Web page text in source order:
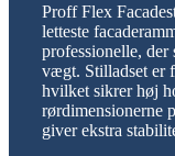
Proff Flex
letteste
professionelle,
vægt. Stilladset er
hvilket sikrer høj
rørdimensionerne
giver ekstra